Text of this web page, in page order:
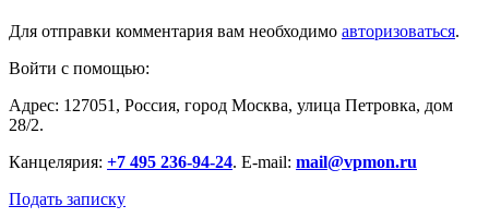
Для отправки комментария вам необходимо авторизоваться.
Войти с помощью:
Адрес: 127051, Россия, город Москва, улица Петровка, дом
28/2.
Канцелярия: +7 495 236-94-24. E-mail: mail@vpmon.ru
Подать записку